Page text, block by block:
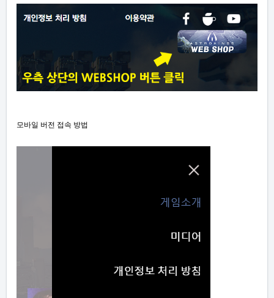
모바일 버전 접속 방법